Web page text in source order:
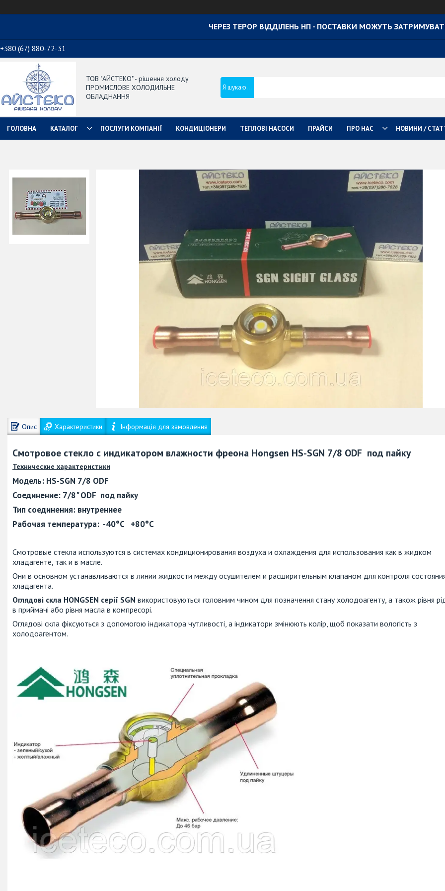
ЧЕРЕЗ ТЕРОР ВІДДІЛЕНЬ НП - ПОСТАВКИ МОЖУТЬ
+380 (67) 880-72-31
ТОВ "АЙСТЕКО" - рішення холоду
ПРОМИСЛОВЕ ХОЛОДИЛЬНЕ
ОБЛАДНАННЯ
ГОЛОВНА КАТАЛОГ ПОСЛУГИ КОМПАНІЇ КОНДИЦІОНЕРИ ТЕПЛОВІ НАСОСИ ПРАЙСИ ПРО НАС НОВИНИ /
Опис Характеристики Інформація для замовлення
Смотровое стекло с индикатором влажности фреона Hongsen HS-SGN 7/8 ODF под пайку
Технические характеристики
Модель: HS-SGN 7/8 ODF
Соединение: 7/8" ODF под пайку
Тип соединения: внутреннее
Рабочая температура: -40°С +80°С
Смотровые стекла используются в системах кондиционирования воздуха и охлаждения для использования как в жидком
хладагенте, так и в масле.
Они в основном устанавливаются в линии жидкости между осушителем и расширительным клапаном для контроля
хладагента.
Оглядові скла HONGSEN серії SGN використовуються головним чином для позначення стану холодоагенту, а також рівня
в приймачі або рівня масла в компресорі.
Оглядові скла фіксуються з допомогою індикатора чутливості, а індикатори змінюють колір, щоб показати вологість з
холодоагентом.